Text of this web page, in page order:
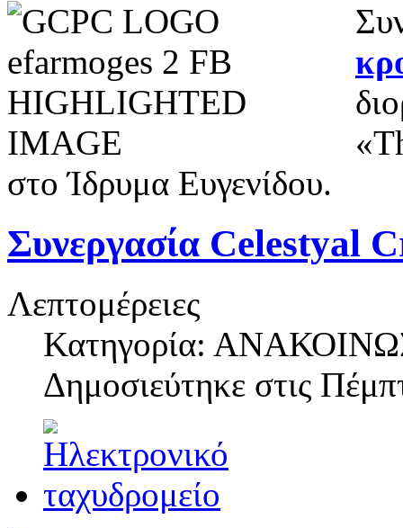
στο Ίδρυμα Ευγενίδου.
Συνεργασία Celestyal
Λεπτομέρειες
Κατηγορία:
Δημοσιεύτηκε στις